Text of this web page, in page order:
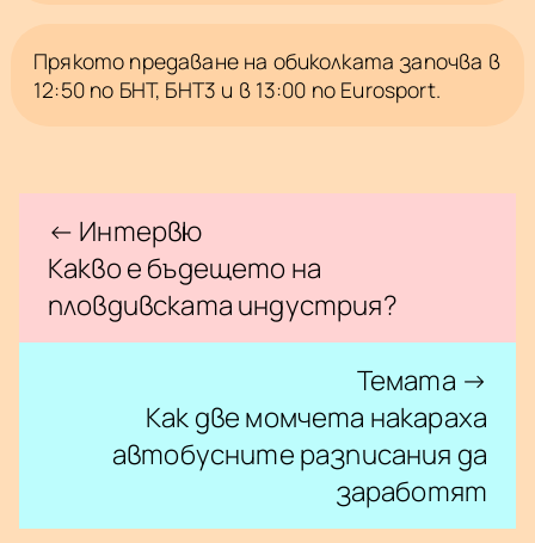
Прякото предаване на обиколката започва в
12:50 по БНТ, БНТ3 и в 13:00 по Eurosport.
← Интервю
Какво е бъдещето на
пловдивската индустрия?
Темата →
Как две момчета накараха
автобусните разписания да
заработят